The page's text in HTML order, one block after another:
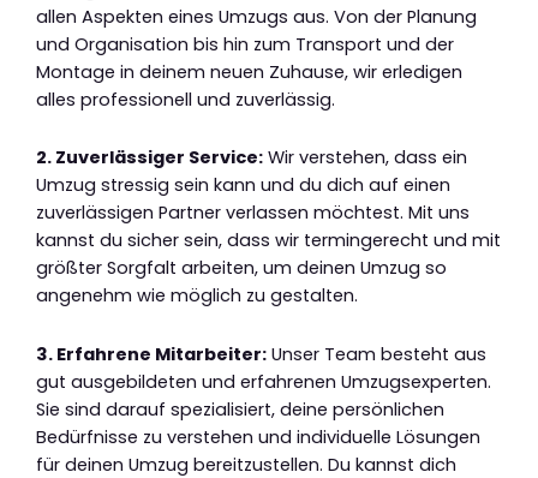
allen Aspekten eines Umzugs aus. Von der Planung
und Organisation bis hin zum Transport und der
Montage in deinem neuen Zuhause, wir erledigen
alles professionell und zuverlässig.
2. Zuverlässiger Service: Wir verstehen, dass ein
Umzug stressig sein kann und du dich auf einen
zuverlässigen Partner verlassen möchtest. Mit uns
kannst du sicher sein, dass wir termingerecht und mit
größter Sorgfalt arbeiten, um deinen Umzug so
angenehm wie möglich zu gestalten.
3. Erfahrene Mitarbeiter: Unser Team besteht aus
gut ausgebildeten und erfahrenen Umzugsexperten.
Sie sind darauf spezialisiert, deine persönlichen
Bedürfnisse zu verstehen und individuelle Lösungen
für deinen Umzug bereitzustellen. Du kannst dich